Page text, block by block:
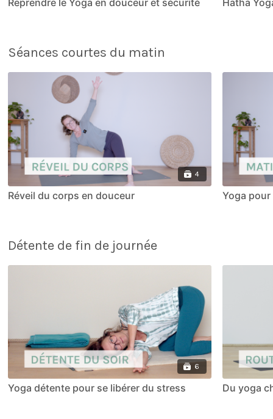
Reprendre le Yoga en douceur et sécurité Hatha
Séances courtes du matin
4
Réveil du corps en douceur Yoga
Détente de fin de journée
6
Yoga détente pour se libérer du stress Du yoga